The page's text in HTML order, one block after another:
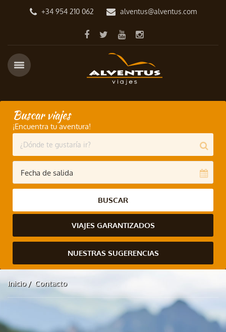
+34 954 210 062 alventus@alventus.com
Buscar viajes
¡Encuentra tu aventura!
BUSCAR
VIAJES GARANTIZADOS
NUESTRAS SUGERENCIAS
Inicio Contacto